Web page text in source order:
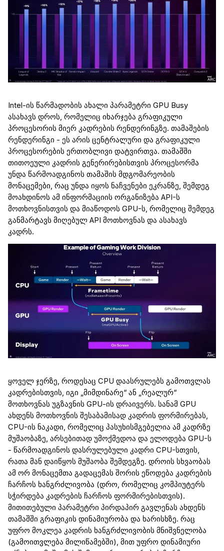
Intel-ის წარმადობის ახალი პარამეტრი GPU Busy
ასახავს დროს, რომელიც იხარჯება გრაფიკული
პროცესორის მიერ კადრების რენდერინგზე. თამაშების
რენდერინგი - ეს არის ცენტრალური და გრაფიკული
პროცესორების ერთობლივი დატვირთვა. თამაშში
თითოეული კადრის გენერირებისთვის პროცესორმა
უნდა წარმოადგინოს თამაშის მდგომარეობის
მონაცემები, რაც უნდა იყოს ნაჩვენები ეკრანზე, შემდეგ
მოახდინოს ამ ინფორმაციის ორგანიზება API-ს
მოთხოვნისთვის და მიაწოდოს GPU-ს, რომელიც შემდეგ
განმარტავს მიღებულ API მოთხოვნას და ასახავს
კადრს.
ყოველ ჯერზე, როდესაც CPU დაასრულებს გამოთვლას
კადრებისთვის, იგი „მიმდინარე“ ან „რეალურ“
მოთხოვნას უგზავნის GPU-ის დრაივერს. სანამ GPU
ახდენს მოთხოვნის შესაბამისად კადრის ფორმირებას,
CPU-ის ნაკადი, რომელიც პასუხისმგებელია ამ კადრზე
მუშაობაზე, არსებითად უმოქმედოა და ელოდება GPU-ს
- წარმოადგინოს დასრულებული კადრი CPU-სთვის,
რათა მან დაიწყოს მუშაობა შემდეგზე. დროის სხვაობას
ამ ორ მონაცემთა გადაცემას შორის ეწოდება კადრების
ჩარჩოს ხანგრძლივობა (დრო, რომელიც კომპიუტერს
სჭირდება კადრების ჩარჩოს ფორმირებისთვის).
მითითებული პარამეტრი პირდაპირ გავლენას ახდენს
თამაშში გრაფიკის დინამიურობა და ხარისხზე. რაც
უფრო მოკლეა კადრის ხანგრძლივობის მნიშვნელობა
(გამოითვლება მილიწამებში), მით უფრო დინამიური